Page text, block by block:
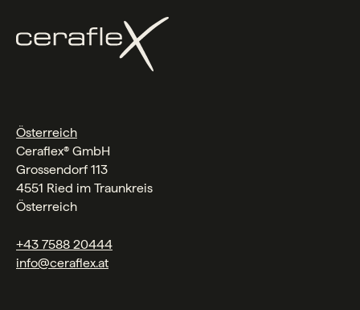
Österreich
Ceraflex® GmbH
Grossendorf 113
4551 Ried im Traunkreis
Österreich
+43 7588 20444
info@ceraflex.at